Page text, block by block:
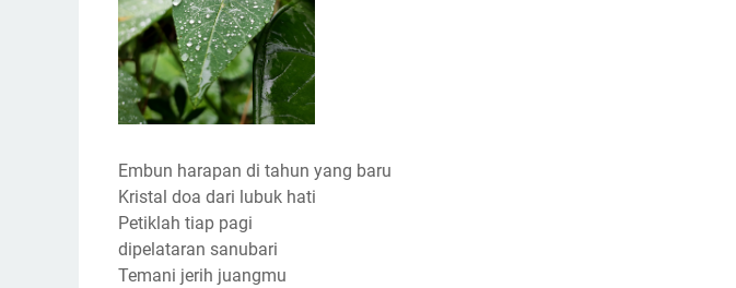
Embun harapan di tahun yang baru
Kristal doa dari lubuk hati
Petiklah tiap pagi
dipelataran sanubari
Temani jerih juangmu